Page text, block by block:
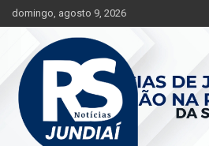
k
domingo, agosto 9, 2026